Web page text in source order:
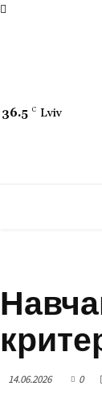
36.5 C Lviv
14.06.2026 0